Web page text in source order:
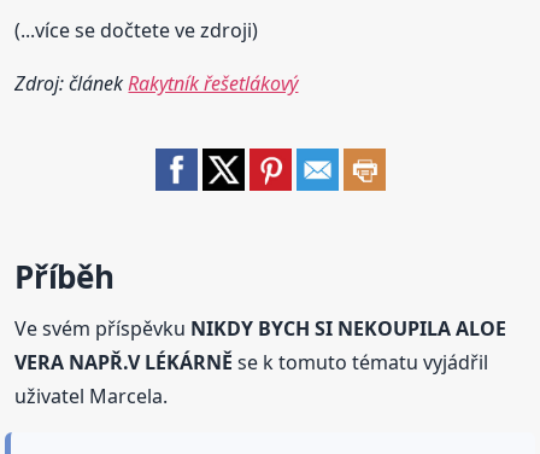
(...více se dočtete ve zdroji)
Zdroj: článekRakytník řešetlákový
Příběh
Ve svém příspěvku NIKDY BYCH SI NEKOUPILA ALOE
VERA NAPŘ.V LÉKÁRNĚ se k tomuto tématu vyjádřil
uživatel Marcela.